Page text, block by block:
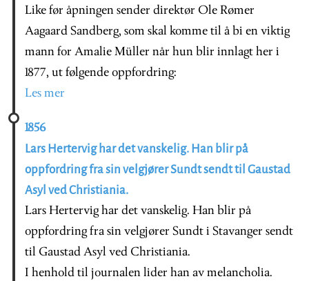
Like før åpningen sender direktør Ole Rømer
Aagaard Sandberg, som skal komme til å bi en viktig
mann for Amalie Müller når hun blir innlagt her i
1877, ut følgende oppfordring:
Les mer
1856
Lars Hertervig har det vanskelig. Han blir på
oppfordring fra sin velgjører Sundt sendt til Gaustad
Asyl ved Christiania.
Lars Hertervig har det vanskelig. Han blir på
oppfordring fra sin velgjører Sundt i Stavanger sendt
til Gaustad Asyl ved Christiania.
I henhold til journalen lider han av melancholia.